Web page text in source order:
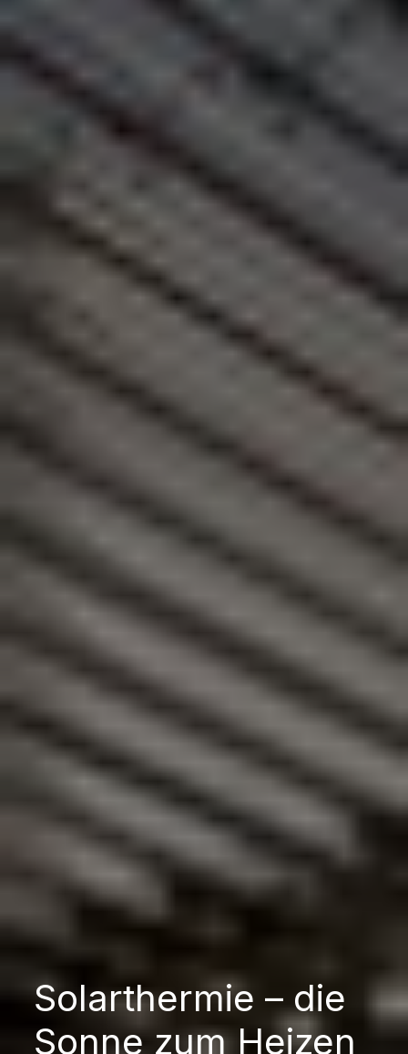
Solarthermie – die
Sonne zum Heizen